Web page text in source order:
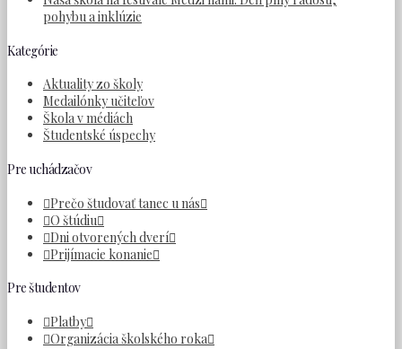
pohybu a inklúzie
Kategórie
Aktuality zo školy
Medailónky učiteľov
Škola v médiách
Študentské úspechy
Pre uchádzačov
Prečo študovať tanec u nás
O štúdiu
Dni otvorených dverí
Prijímacie konanie
Pre študentov
Platby
Organizácia školského roka